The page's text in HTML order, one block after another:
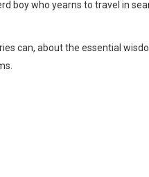
boy who yearns to travel in
can, about the essential